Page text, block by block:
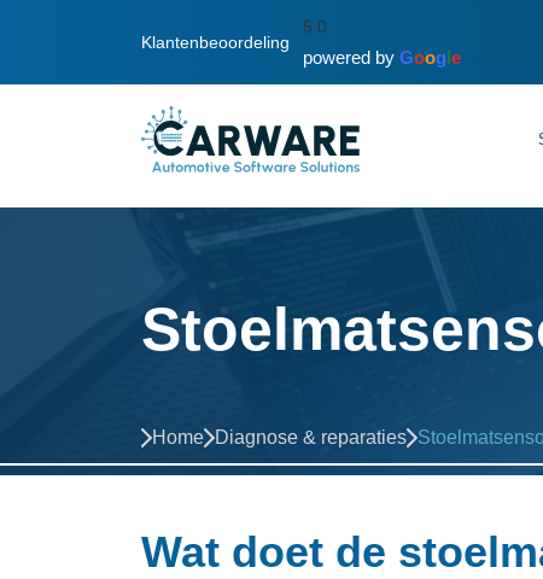
Klantenbeoordeling
5.0
powered by Google
Home Diagnose & reparaties
Wat doet de